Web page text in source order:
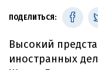
ПОДЕЛИТЬСЯ:
Высокий
иностранных